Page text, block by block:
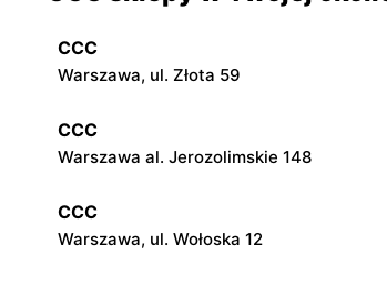
CCC
Warszawa, ul. Złota 59
CCC
Warszawa al. Jerozolimskie 148
CCC
Warszawa, ul. Wołoska 12